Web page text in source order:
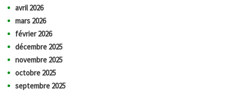
avril 2026
mars 2026
février 2026
décembre 2025
novembre 2025
octobre 2025
septembre 2025